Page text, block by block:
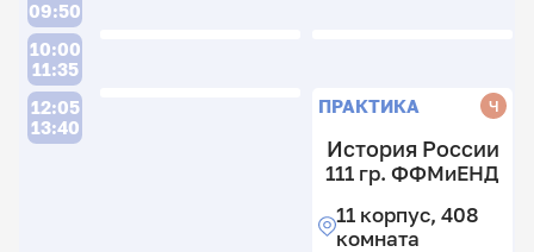
09:50
10:00
11:35
12:05
13:40
ПРАКТИКА Ч
История России
111 гр. ФФМиЕНД
11 корпус, 408
комната